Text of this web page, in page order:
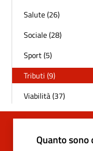
Salute (26)
Sociale (28)
Sport (5)
Tributi (9)
Viabilità (37)
Quanto